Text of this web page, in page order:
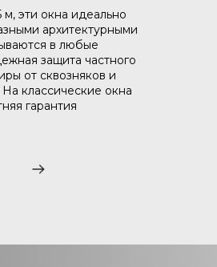
эти окна идеально
архитектурными
в любые
защита частного
от сквозняков и
классические окна
гарантия